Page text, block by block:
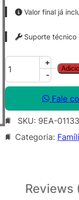
Valor final já
Suporte técnico
W
n
v
r
D
+
-
Fale
SKU: 9EA-01133
Categoria:
Reviews